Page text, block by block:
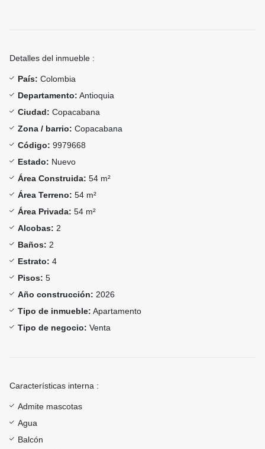
Detalles del inmueble :
País: Colombia
Departamento: Antioquia
Ciudad: Copacabana
Zona / barrio: Copacabana
Código: 9979668
Estado: Nuevo
Área Construida: 54 m²
Área Terreno: 54 m²
Área Privada: 54 m²
Alcobas: 2
Baños: 2
Estrato: 4
Pisos: 5
Año construcción: 2026
Tipo de inmueble: Apartamento
Tipo de negocio: Venta
Características interna :
Admite mascotas
Agua
Balcón